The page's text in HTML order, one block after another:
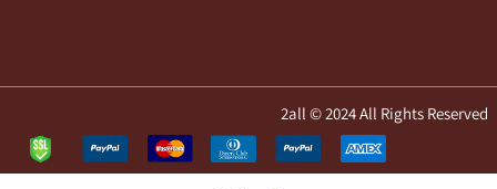
2all © 2024 All Rights